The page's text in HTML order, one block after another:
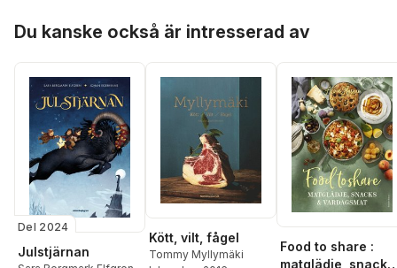
Du kanske också är intresserad av
Del 2024
Julstjärnan
Kött, vilt, fågel
Tommy Myllymäki
Food to share :
matglädje, snacks